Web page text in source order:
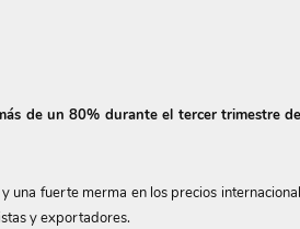
de un 80% durante el tercer trimestre
una fuerte merma en los precios
y exportadores.